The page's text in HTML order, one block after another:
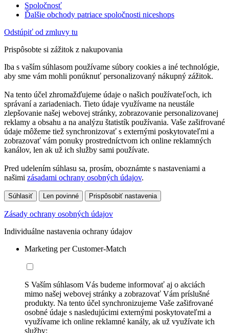
Spoločnosť
Ďalšie obchody patriace spoločnosti niceshops
Odstúpiť od zmluvy tu
Prispôsobte si zážitok z nakupovania
Iba s vaším súhlasom používame súbory cookies a iné technológie,
aby sme vám mohli ponúknuť personalizovaný nákupný zážitok.
Na tento účel zhromažďujeme údaje o našich používateľoch, ich
správaní a zariadeniach. Tieto údaje využívame na neustále
zlepšovanie našej webovej stránky, zobrazovanie personalizovanej
reklamy a obsahu a na analýzu štatistík používania. Vaše zašifrované
údaje môžeme tiež synchronizovať s externými poskytovateľmi a
zobrazovať vám ponuky prostredníctvom ich online reklamných
kanálov, len ak už ich služby sami používate.
Pred udelením súhlasu sa, prosím, oboznámte s nastaveniami a
našimi zásadami ochrany osobných údajov.
Súhlasiť Len povinné Prispôsobiť nastavenia
Zásady ochrany osobných údajov
Individuálne nastavenia ochrany údajov
Marketing per Customer-Match
S Vaším súhlasom Vás budeme informovať aj o akciách
mimo našej webovej stránky a zobrazovať Vám príslušné
produkty. Na tento účel synchronizujeme Vaše zašifrované
osobné údaje s nasledujúcimi externými poskytovateľmi a
využívame ich online reklamné kanály, ak už využívate ich
služby: